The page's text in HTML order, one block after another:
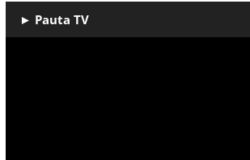
► Pauta TV